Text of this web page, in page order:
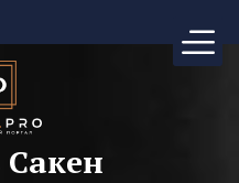
Сакен